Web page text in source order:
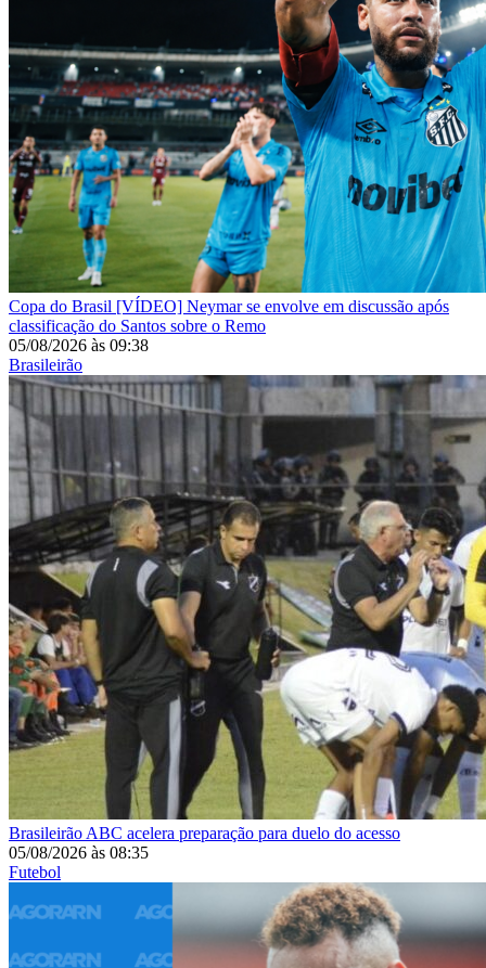
Copa do Brasil [VÍDEO] Neymar se envolve em discussão após
classificação do Santos sobre o Remo
05/08/2026 às 09:38
Brasileirão
Brasileirão ABC acelera preparação para duelo do acesso
05/08/2026 às 08:35
Futebol